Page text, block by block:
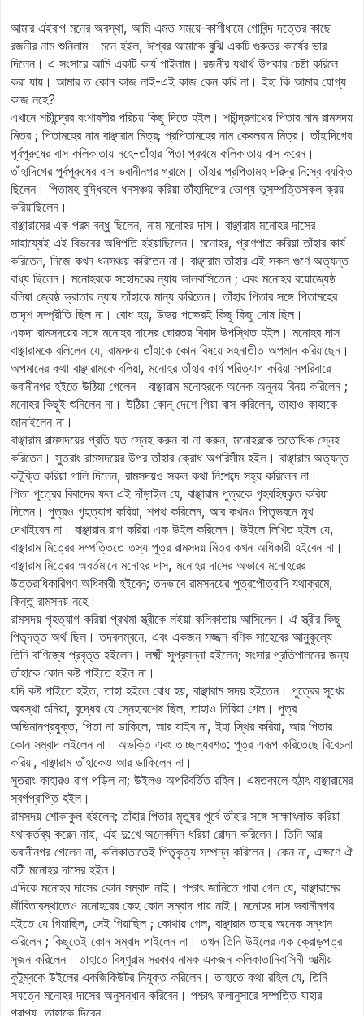
আমার এইরূপ মনের অবস্থা, আমি এমত সময়ে-কাশীধামে গোবিন্দ দত্তের কাছে
রজনীর নাম শুনিলাম। মনে হইল, ঈশ্বর আমাকে বুঝি একটি গুরুতর কার্যের ভার
দিলেন। এ সংসারে আমি একটি কার্য পাইলাম। রজনীর যথার্থ উপকার চেষ্টা করিলে
করা যায়। আমার ত কোন কাজ নাই-এই কাজ কেন করি না। ইহা কি আমার যোগ্য
কাজ নহে?
এখানে শচীন্দ্রের বংশাবলীর পরিচয় কিছু দিতে হইল। শচীন্দ্রনাথের পিতার নাম রামসদয়
মিত্র ; পিতামহের নাম বাঞ্ছারাম মিত্র; প্রপিতামহের নাম কেবলরাম মিত্র। তাঁহাদিগের
পূর্বপুরুষের বাস কলিকাতায় নহে-তাঁহার পিতা প্রথমে কলিকাতায় বাস করেন।
তাঁহাদিগের পূর্বপুরুষের বাস ভবানীনগর গ্রামে। তাঁহার প্রপিতামহ দরিদ্র নি:স্ব ব্যক্তি
ছিলেন। পিতামহ বুদ্ধিবলে ধনসঞ্চয় করিয়া তাঁহাদিগের ভোগ্য ভূসম্পত্তিসকল ক্রয়
করিয়াছিলেন।
বাঞ্ছারামের এক পরম বন্ধু ছিলেন, নাম মনোহর দাস। বাঞ্ছারাম মনোহর দাসের
সাহায্যেই এই বিভবের অধিপতি হইয়াছিলেন। মনোহর, প্রাণপাত করিয়া তাঁহার কার্য
করিতেন, নিজে কখন ধনসঞ্চয় করিতেন না। বাঞ্ছারাম তাঁহার এই সকল গুণে অত্যন্ত
বাধ্য ছিলেন। মনোহরকে সহোদরের ন্যায় ভালবাসিতেন ; এবং মনোহর বয়োজ্যেষ্ঠ
বলিয়া জ্যেষ্ঠ ভ্রাতার ন্যায় তাঁহাকে মান্য করিতেন। তাঁহার পিতার সঙ্গে পিতামহের
তাদৃশ সম্প্রীতি ছিল না। বোধ হয়, উভয় পক্ষেরই কিছু কিছু দোষ ছিল।
একদা রামসদয়ের সঙ্গে মনোহর দাসের ঘোরতর বিবাদ উপস্থিত হইল। মনোহর দাস
বাঞ্ছারামকে বলিলেন যে, রামসদয় তাঁহাকে কোন বিষয়ে সহনাতীত অপমান করিয়াছেন।
অপমানের কথা বাঞ্ছারামকে বলিয়া, মনোহর তাঁহার কার্য পরিত্যাগ করিয়া সপরিবারে
ভবানীনগর হইতে উঠিয়া গেলেন। বাঞ্ছারাম মনোহরকে অনেক অনুনয় বিনয় করিলেন ;
মনোহর কিছুই শুনিলেন না। উঠিয়া কোন্ দেশে গিয়া বাস করিলেন, তাহাও কাহাকে
জানাইলেন না।
বাঞ্ছারাম রামসদয়ের প্রতি যত স্নেহ করুন বা না করুন, মনোহরকে ততোধিক স্নেহ
করিতেন। সুতরাং রামসদয়ের উপর তাঁহার ক্রোধ অপরিসীম হইল। বাঞ্ছারাম অত্যন্ত
কটূক্তি করিয়া গালি দিলেন, রামসদয়ও সকল কথা নি:শব্দে সহ্য করিলেন না।
পিতা পুত্রের বিবাদের ফল এই দাঁড়াইল যে, বাঞ্ছারাম পুত্রকে গৃহবহিষ্কৃত করিয়া
দিলেন। পুত্রও গৃহত্যাগ করিয়া, শপথ করিলেন, আর কখনও পিতৃভবনে মুখ
দেখাইবেন না। বাঞ্ছারাম রাগ করিয়া এক উইল করিলেন। উইলে লিখিত হইল যে,
বাঞ্ছারাম মিত্রের সম্পত্তিতে তস্য পুত্র রামসদয় মিত্র কখন অধিকারী হইবেন না।
বাঞ্ছারাম মিত্রের অবর্তমানে মনোহর দাস, মনোহর দাসের অভাবে মনোহরের
উত্তরাধিকারিগণ অধিকারী হইবেন; তদভাবে রামসদয়ের পুত্রপৌত্রাদি যথাক্রমে,
কিন্তু রামসদয় নহে।
রামসদয় গৃহত্যাগ করিয়া প্রথমা স্ত্রীকে লইয়া কলিকাতায় আসিলেন। ঐ স্ত্রীর কিছু
পিতৃদত্ত অর্থ ছিল। তদবলম্বনে, এবং একজন সজ্জন বণিক সাহেবের আনুকূল্যে
তিনি বাণিজ্যে প্রবৃত্ত হইলেন। লক্ষ্মী সুপ্রসন্না হইলেন; সংসার প্রতিপালনের জন্য
তাঁহাকে কোন কষ্ট পাইতে হইল না।
যদি কষ্ট পাইতে হইত, তাহা হইলে বোধ হয়, বাঞ্ছারাম সদয় হইতেন। পুত্রের সুখের
অবস্থা শুনিয়া, বৃদ্ধের যে স্নেহাবশেষ ছিল, তাহাও নিবিয়া গেল। পুত্র
অভিমানপ্রযুক্ত, পিতা না ডাকিলে, আর যাইব না, ইহা স্থির করিয়া, আর পিতার
কোন সম্বাদ লইলেন না। অভক্তি এবং তাচ্ছল্যবশত: পুত্র এরূপ করিতেছে বিবেচনা
করিয়া, বাঞ্ছারাম তাঁহাকেও আর ডাকিলেন না।
সুতরাং কাহারও রাগ পড়িল না; উইলও অপরিবর্তিত রহিল। এমতকালে হঠাৎ বাঞ্ছারামের
স্বর্গপ্রাপ্তি হইল।
রামসদয় শোকাকুল হইলেন; তাঁহার পিতার মৃত্যুর পূর্বে তাঁহার সঙ্গে সাক্ষাৎলাভ করিয়া
যথাকর্তব্য করেন নাই, এই দু:খে অনেকদিন ধরিয়া রোদন করিলেন। তিনি আর
ভবানীনগর গেলেন না, কলিকাতাতেই পিতৃকৃত্য সম্পন্ন করিলেন। কেন না, এক্ষণে ঐ
বাটী মনোহর দাসের হইল।
এদিকে মনোহর দাসের কোন সম্বাদ নাই। পশ্চাৎ জানিতে পারা গেল যে, বাঞ্ছারামের
জীবিতাবস্থাতেও মনোহরের কেহ কোন সম্বাদ পায় নাই। মনোহর দাস ভবানীনগর
হইতে যে গিয়াছিল, সেই গিয়াছিল ; কোথায় গেল, বাঞ্ছারাম তাহার অনেক সন্ধান
করিলেন ; কিছুতেই কোন সম্বাদ পাইলেন না। তখন তিনি উইলের এক ক্রোড়পত্র
সৃজন করিলেন। তাহাতে বিষ্ণুরাম সরকার নামক একজন কলিকাতানিবাসিনী আত্মীয়
কুটুম্বকে উইলের একজিকিউটর নিযুক্ত করিলেন। তাহাতে কথা রহিল যে, তিনি
সযত্নে মনোহর দাসের অনুসন্ধান করিবেন। পশ্চাৎ ফলানুসারে সম্পত্তি যাহার
প্রাপ্য, তাহাকে দিবেন।